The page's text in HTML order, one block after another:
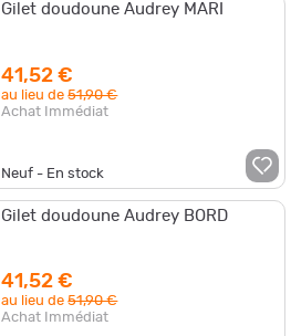
Gilet doudoune Audrey MARI
41,52 €
au lieu de51,90 €
Achat Immédiat
Neuf - En stock
Gilet doudoune Audrey BORD
41,52 €
au lieu de51,90 €
Achat Immédiat